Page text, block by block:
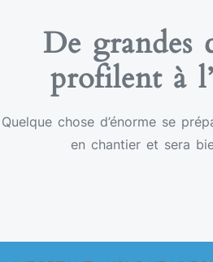
De grandes
profilent à
Quelque chose d’énorme se
en chantier et sera